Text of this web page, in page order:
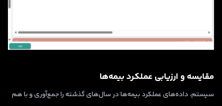
مقایسه و ارزیابی عملکرد بیمه‌ها
سیستم، داده‌های عملکرد بیمه‌ها در سال‌های گذشته را جمع‌آوری و با هم